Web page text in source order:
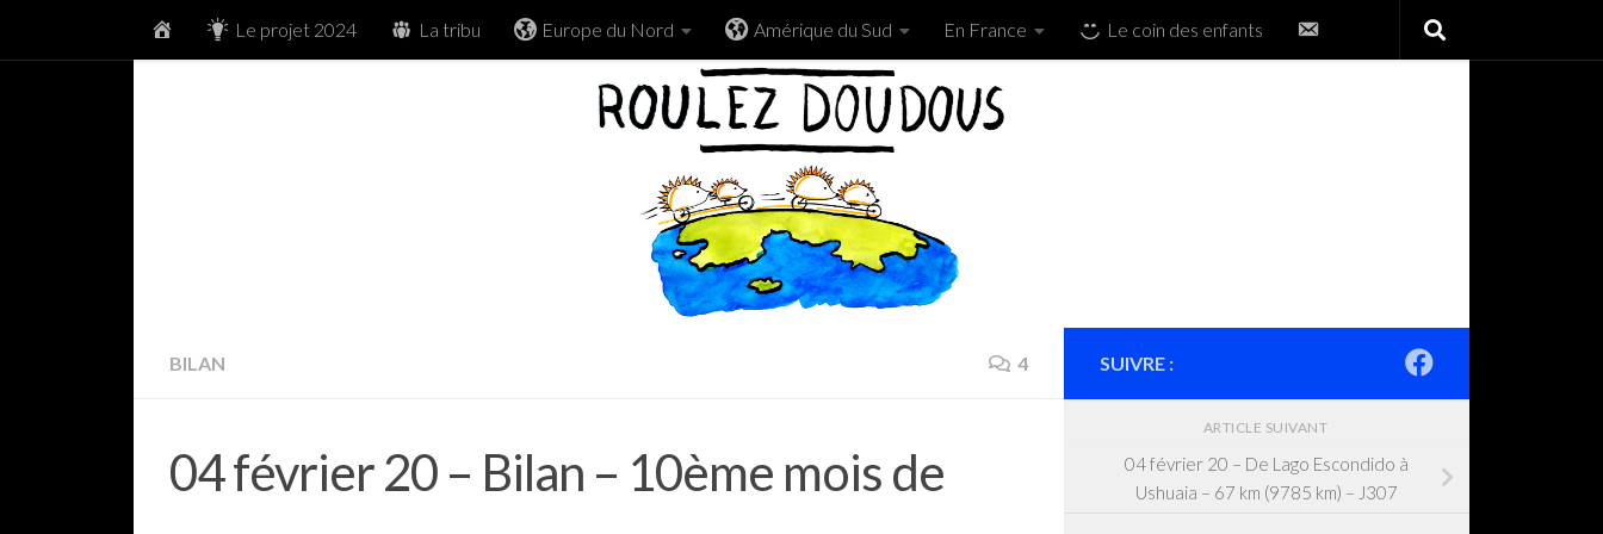
Skip to content Accueil Le projet 2024 La tribu Europe du Nord Amérique du Sud En France Le coin des enfants
Contactez-
BILAN 4
04 février 20 – Bilan – 10ème mois de
SUIVRE :
ARTICLE SUIVANT
04 février 20 – De Lago Escondido à
Ushuaia – 67 km (9785 km) – J307